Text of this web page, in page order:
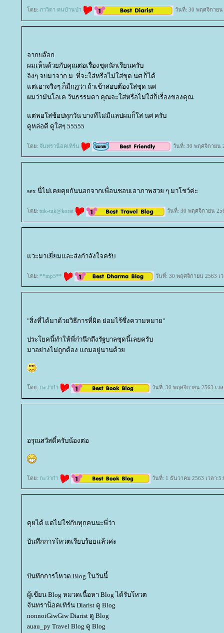
ดย: ภาวิดา คนบ้านป่า วันที่: 30 พฤศจิกายน
จากบล๊อก
ผมเห็นด้วยกับคุณต่อเรื่องชุดนักเรียนครับ
จิงๆ จบมาจาก ม. ที่จะใส่หรือไม่ใส่ชุด นศ ก็ได้
ต่เอาจริงๆ ก็มีกฎว่า ถ้าเข้าสอบต้องใส่ชุด นศ
ผมว่ามันโอเค วันธรรมดา คุณจะใส่หรือไม่ใส่ก็เรื่องของคุณ
ต่พอใส่ช้อปทุกวัน บางทีไม่มีแลปผมก็ใส่ นศ ครับ
ดูหล่อดี ดูใสๆ 55555
ดย: จันทราน็อคเทิร์น วันที่: 30 พฤศจิกายน
sex นี่ไม่เคยคุยกันนอกจากเพื่อนชอบเอาภาพสวย ๆ มาโชว์ค่ะ
ดย: tuk-tuk@korat วันที่: 30 พฤศจิกายน
วะมาเยี่ยมและส่งกำลังใจครับ
ดย: **mp5** วันที่: 30 พฤศจิกายน 2563 เ
"สิ่งที่ได้มาด้วยวิธีการที่ผิด ย่อมไร้ซึ่งความหมาย"
ประโยคนี้ทำให้พี่ก๋านึกถึงรัฐบาลชุดนี้เลยครับ
มาอย่างไม่ถูกต้อง แถมอยู่นานด้ว
ดย: กะว่าก๋า วันที่: 30 พฤศจิกายน 2563 เว
อรุณสวัสดิ์ครับน้องต่อ
ดย: กะว่าก๋า วันที่: 1 ธันวาคม 2563 เวลา
คุยได้ แต่ไม่ใช่กับทุกคนนะพี่ว่า
บันทึกการโหวตเรียบร้อยแล้วค่ะ
บันทึกการโหวต Blog ในวันนี้
ผู้เขียน Blog หมวดเนื้อหา Blog ได้รับโหวต
จันทราน็อคเทิร์น Diarist ดู Blog
nonnoiGiwGiw Diarist ดู Blog
auau_py Travel Blog ดู Blog